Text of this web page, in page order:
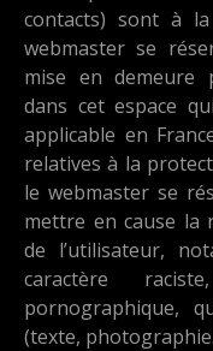
contacts) sont à
webmaster se
mise en demeure
dans cet espace
applicable en
relatives à la
le webmaster se
mettre en cause la
de l’utilisateur,
caractère
pornographique,
(texte,